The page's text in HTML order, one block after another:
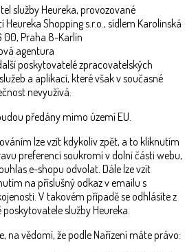
služby Heureka, provozované
Heureka Shopping s.r.o., sídlem Karolinská
00, Praha 8-Karlín
agentura
poskytovatelé zpracovatelských
a aplikací, které však v současné
nevyužívá.
předány mimo území EU.
lze vzít kdykoliv zpět, a to kliknutím
preferencí soukromí v dolní části webu,
e-shopu odvolat. Dále lze vzít
na příslušný odkaz v emailu s
V takovém případě se odhlásíte z
služby Heureka.
na vědomí, že podle Nařízení máte právo: